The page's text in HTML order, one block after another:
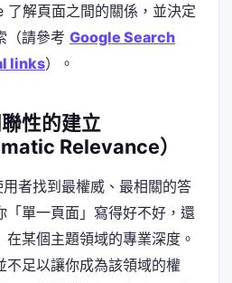
解頁面之間的關係，並決定
（請參考 Google Search
links）。
性的建立
Relevance）
者找到最權威、最相關的答
「單一頁面」寫得好不好，還
某個主題領域的專業深度。
不足以讓你成為該領域的權